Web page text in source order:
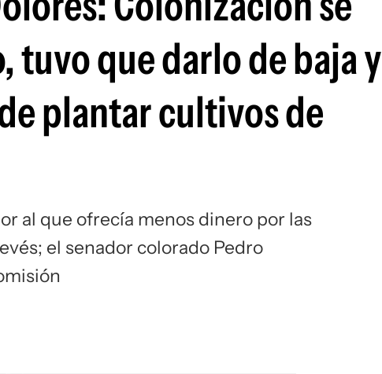
tuvo que darlo de baja y
plantar cultivos de
al que ofrecía menos dinero por las
el senador colorado Pedro